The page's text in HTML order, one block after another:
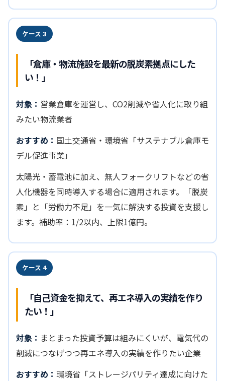
ケース 3
「倉庫・物流施設を最新の脱炭素拠点にした
い！」
対象： 営業倉庫を運営し、CO2削減や省人化に取り組
みたい物流業者
おすすめ： 国土交通省・環境省「サステナブル倉庫モ
デル促進事業」
太陽光・蓄電池に加え、無人フォークリフトなどの省
人化機器を同時導入する場合に適用されます。「脱炭
素」と「労働力不足」を一気に解決する投資を支援し
ます。補助率：1/2以内、上限1億円。
ケース 4
「自己資金を抑えて、再エネ導入の実績を作り
たい！」
対象： まとまった投資予算は組みにくいが、電気代の
削減につなげつつ再エネ導入の実績を作りたい企業
おすすめ： 環境省「ストレージパリティ達成に向けた